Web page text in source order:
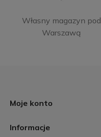
Własny magazyn pod
Warszawą
Moje konto
Informacje